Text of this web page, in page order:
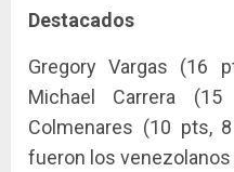
Destacados
Gregory Vargas (16
Michael Carrera
Colmenares (10 pts,
fueron los